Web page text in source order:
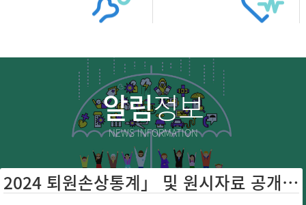
알림정보
NEWS INFORMATION
2024 퇴원손상통계」 및 원시자료 공개 ...